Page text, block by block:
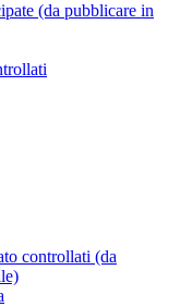
(da pubblicare in
controllati (da